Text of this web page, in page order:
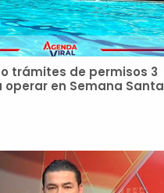
trámites de permisos 3
en Semana Santa